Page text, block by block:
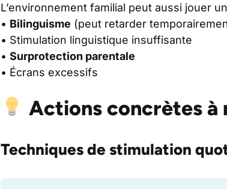
L’environnement familial peut aussi jouer
• Bilinguisme (peut retarder
• Stimulation linguistique insuffisante
• Surprotection parentale
• Écrans excessifs
Actions concrètes à
Techniques de stimulation